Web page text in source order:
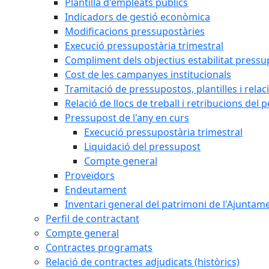
Indicadors de gestió econòmica
Modificacions pressupostàries
Execució pressupostària trimestral
Compliment dels objectius estabilitat
Cost de les campanyes institucionals
Tramitació de pressupostos, plantilles i
Relació de llocs de treball i retribucions del
Pressupost de l'any en curs
Execució pressupostària trimestral
Liquidació del pressupost
Compte general
Proveïdors
Endeutament
Inventari general del patrimoni de
Perfil de contractant
Compte general
Contractes programats
Relació de contractes adjudicats (històrics)